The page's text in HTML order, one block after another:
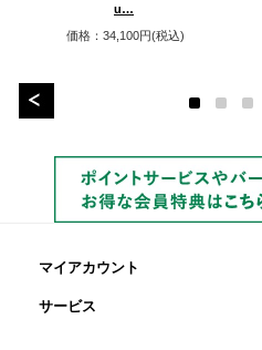
u…
価格：34,100円(税込)
マイアカウント
サービス